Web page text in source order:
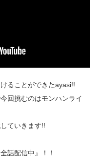
ることができたayasi!!
回挑むのはモンハンライ
ていきます!!
話配信中』！！